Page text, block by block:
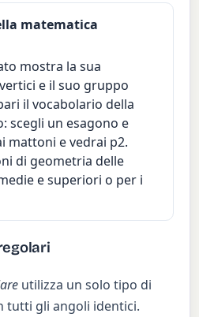
matematica
mostra la sua
e il suo gruppo
il vocabolario della
scegli un esagono e
mattoni e vedrai p2.
di geometria delle
e superiori o per i
utilizza un solo tipo di
tutti gli angoli identici.